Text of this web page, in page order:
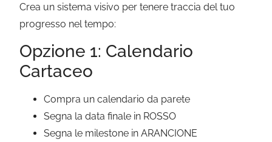
Crea un sistema visivo per tenere traccia del tuo
progresso nel tempo:
Opzione 1: Calendario
Cartaceo
Compra un calendario da parete
Segna la data finale in ROSSO
Segna le milestone in ARANCIONE